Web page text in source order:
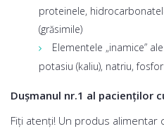
proteinele,
(grăsimile)
Elementele „inamice”
potasiu (kaliu), natriu, fosfor
Dușmanul nr.1 al pacienților
Fiți atenți! Un produs